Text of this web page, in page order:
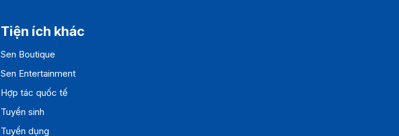
Tiện ích khác
Sen Boutique
Sen Entertainment
Hợp tác quốc tế
Tuyển sinh
Tuyển dụng